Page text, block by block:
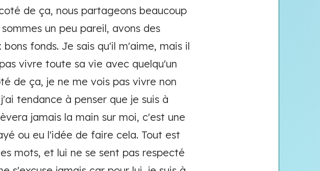
de ça, nous partageons beaucoup
un peu pareil, avons des
fonds. Je sais qu'il m'aime, mais il
vivre toute sa vie avec quelqu'un
de ça, je ne me vois pas vivre non
tendance à penser que je suis à
jamais la main sur moi, c'est une
ou eu l'idée de faire cela. Tout est
mots, et lui ne se sent pas respecté